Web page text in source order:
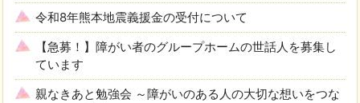
令和8年熊本地震義援金の受付について
【急募！】障がい者のグループホームの世話人を募集し
ています
親なきあと勉強会 ～障がいのある人の大切な想いをつな